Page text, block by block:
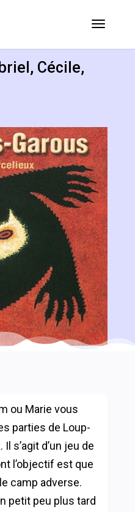
Cécile,
ou Marie vous
parties de Loup-
s’agit d’un jeu de
l’objectif est que
camp adverse.
petit peu plus tard